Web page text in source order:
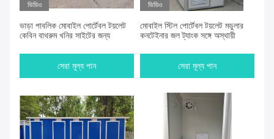
ভিডিও
ভাড়া পাবলিক মোবাইল পোর্টেবল টয়লেট
কেবিন বাথরুম খনির সাইটের জন্য
সেরা মূল্য পান
ভিডিও
মোবাইল স্টিল পোর্টেবল টয়লেট মডুলার
কনটেইনার জল ট্যাংক সঙ্গে অস্থায়ী
সেরা মূল্য পান